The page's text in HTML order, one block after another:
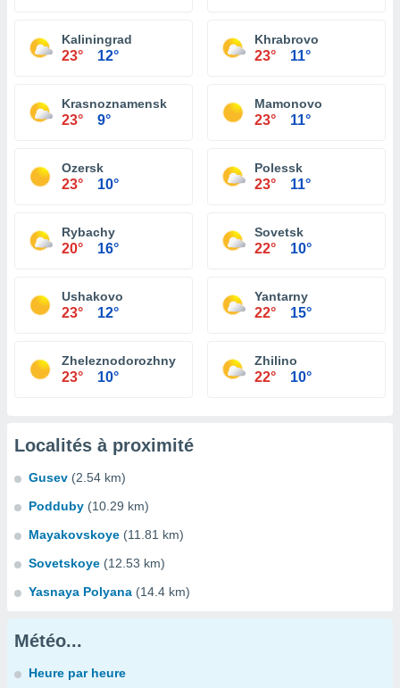
Kaliningrad
23° 12°
Khrabrovo
23° 11°
Krasnoznamensk
23° 9°
Mamonovo
23° 11°
Ozersk
23° 10°
Polessk
23° 11°
Rybachy
20° 16°
Sovetsk
22° 10°
Ushakovo
23° 12°
Yantarny
22° 15°
Zheleznodorozhny
23° 10°
Zhilino
22° 10°
Localités à proximité
Gusev (2.54 km)
Podduby (10.29 km)
Mayakovskoye (11.81 km)
Sovetskoye (12.53 km)
Yasnaya Polyana (14.4 km)
Météo...
Heure par heure